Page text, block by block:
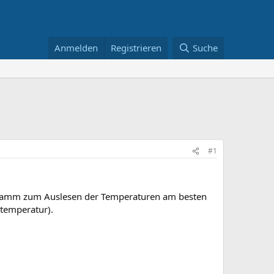
Anmelden Registrieren Suche
#1
zum Auslesen der Temperaturen am besten